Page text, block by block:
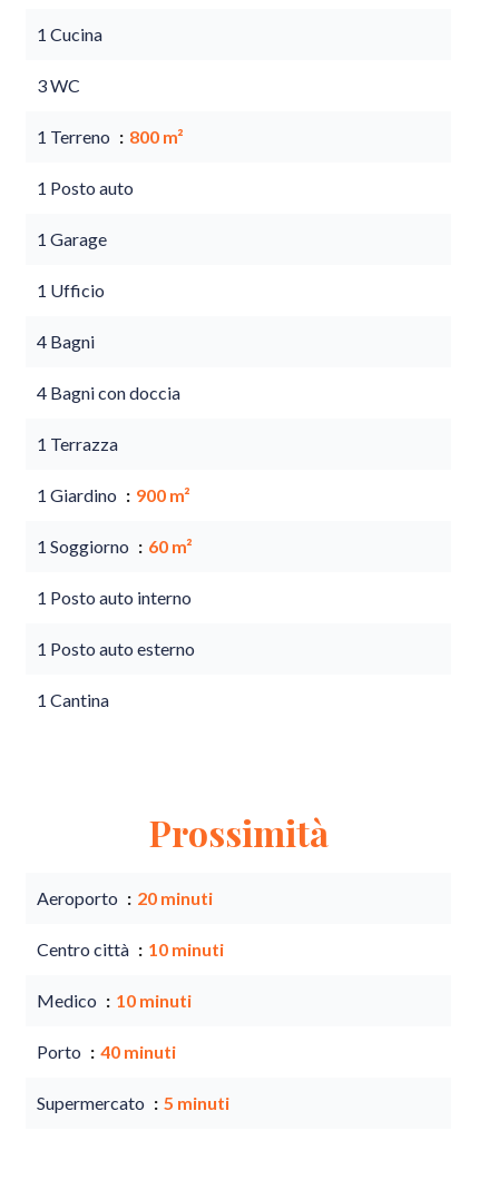
1 Cucina
3 WC
1 Terreno 800 m²
1 Posto auto
1 Garage
1 Ufficio
4 Bagni
4 Bagni con doccia
1 Terrazza
1 Giardino 900 m²
1 Soggiorno 60 m²
1 Posto auto interno
1 Posto auto esterno
1 Cantina
Prossimità
Aeroporto 20 minuti
Centro città 10 minuti
Medico 10 minuti
Porto 40 minuti
Supermercato 5 minuti